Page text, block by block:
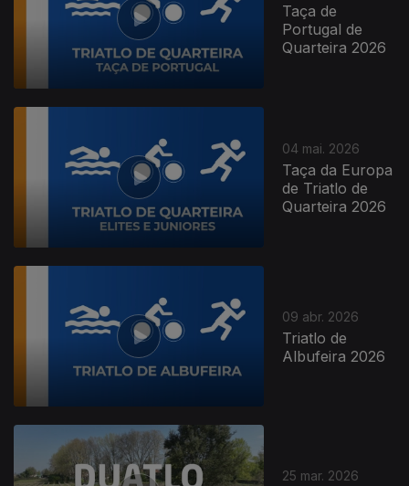
Taça de
Portugal de
Quarteira 2026
04 mai. 2026
Taça da Europa
de Triatlo de
Quarteira 2026
09 abr. 2026
Triatlo de
Albufeira 2026
25 mar. 2026